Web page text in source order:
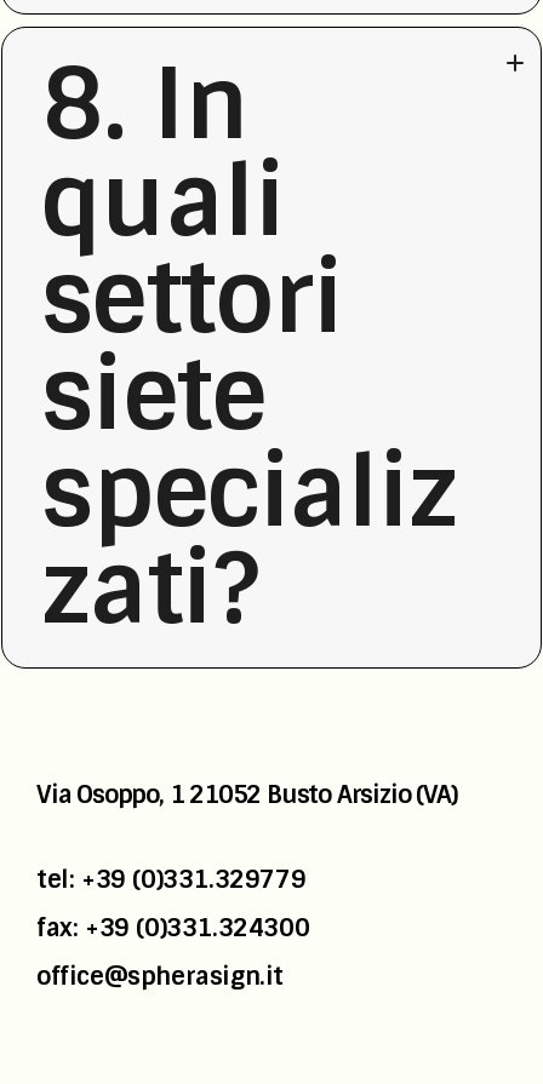
8. In
quali
settori
siete
specializ
zati?
Via Osoppo, 121052 Busto Arsizio (VA)
tel: +39 (0)331.329779
fax: +39 (0)331.324300
office@spherasign.it